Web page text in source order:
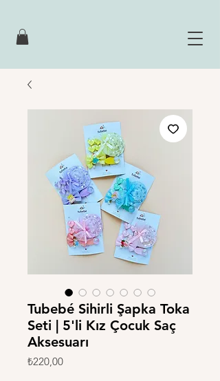
Tubebé Sihirli Şapka Toka
Seti | 5'li Kız Çocuk Saç
Aksesuarı
₺220,00Fiyat